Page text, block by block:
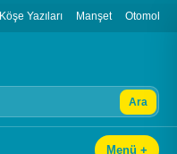
Köşe Yazıları Manşet Otomobil
Ara
Menü +